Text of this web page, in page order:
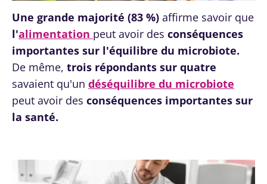
Une grande majorité (83 %) affirme savoir que
l'alimentation peut avoir des conséquences
importantes sur l'équilibre du microbiote.
De même, trois répondants sur quatre
savaient qu'un déséquilibre du microbiote
peut avoir des conséquences importantes sur
la santé.